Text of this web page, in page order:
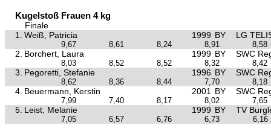
Kugelstoß Frauen 4 kg
Finale
1.
Weiß, Patricia 1999 BY LG
9,67 8,61 8,24 8,91 8,58
2. Borchert, Laura 1999 BY SWC
8,03 8,52 8,52 8,32 8,42
3. Pegoretti, Stefanie 1996 BY SWC
8,62 8,36 8,44 7,70 8,18
4. Beuermann, Kerstin 2001 BY SWC
7,99 7,40 8,17 8,02 7,65
5. Leist, Melanie 1999 BY TV
7,05 6,57 6,76 6,73 6,16